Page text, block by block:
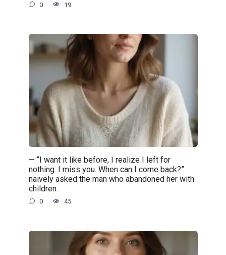
0 19
— “I want it like before, I realize I left for
nothing. I miss you. When can I come back?”
naively asked the man who abandoned her with
children.
0 45